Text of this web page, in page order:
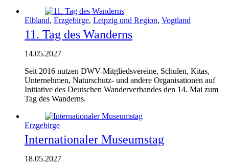
Elbland, Erzgebirge, Leipzig und Region, Vogtland
11. Tag des Wanderns
14.05.2027
Seit 2016 nutzen DWV-Mitgliedsvereine, Schulen, Kitas,
Unternehmen, Naturschutz- und andere Organisationen auf
Initiative des Deutschen Wanderverbandes den 14. Mai zum
Tag des Wanderns.
Erzgebirge
Internationaler Museumstag
18.05.2027